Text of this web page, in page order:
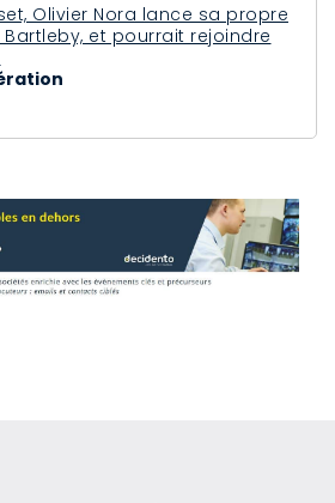
Olivier Nora lance sa propre
Bartleby, et pourrait rejoindre